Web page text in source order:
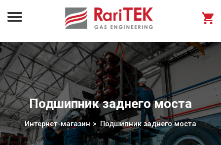
Подшипник заднего моста
Интернет-магазин Подшипник заднего моста